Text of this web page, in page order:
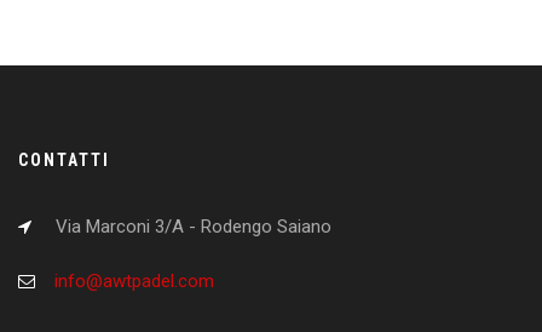
CONTATTI
Via Marconi 3/A - Rodengo Saiano
info@awtpadel.com